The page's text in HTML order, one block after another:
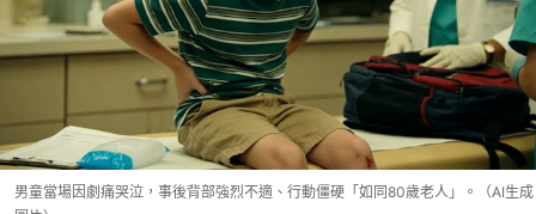
男童當場因劇痛哭泣，事後背部強烈不適、行動僵硬「如同80歲老人」。（AI生成